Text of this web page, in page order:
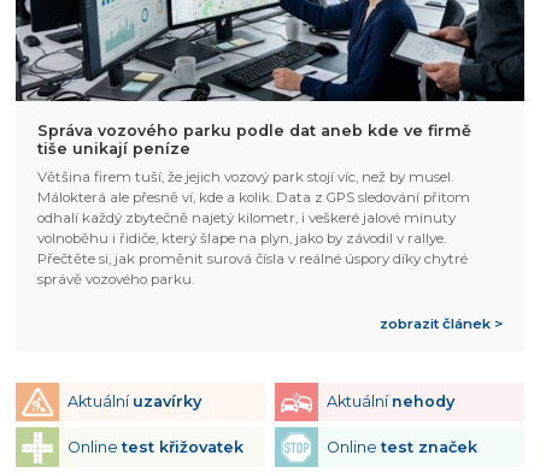
Správa vozového parku podle dat aneb kde ve firmě
tiše unikají peníze
Většina firem tuší, že jejich vozový park stojí víc, než by musel.
Málokterá ale přesně ví, kde a kolik. Data z GPS sledování přitom
odhalí každý zbytečně najetý kilometr, i veškeré jalové minuty
volnoběhu i řidiče, který šlape na plyn, jako by závodil v rallye.
Přečtěte si, jak proměnit surová čísla v reálné úspory díky chytré
správě vozového parku.
zobrazit článek >
Aktuální uzavírky Aktuální nehody
Onlinetest křižovatek Onlinetest značek